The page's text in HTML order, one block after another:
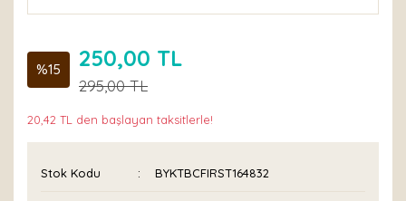
%15 250,00 TL
295,00 TL
20,42 TL den başlayan taksitlerle!
Stok Kodu BYKTBCFIRST164832